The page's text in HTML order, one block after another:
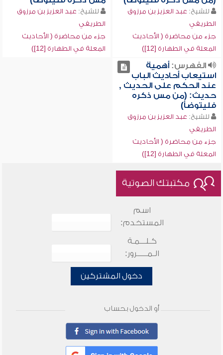
للشيخ: عبد العزيز بن مرزوق
الطريفي
جزء من محاضرة ( الأحاديث
المعلة في الطهارة [12])
للشيخ: عبد العزيز بن مرزوق
الطريفي
جزء من محاضرة ( الأحاديث
المعلة في الطهارة [12])
الفهرس:أهمية
استيعاب أحاديث الباب
عند الحكم على الحديث ,
حديث: (من مس ذكره
فليتوضأ)
للشيخ: عبد العزيز بن مرزوق
الطريفي
جزء من محاضرة ( الأحاديث
المعلة في الطهارة [12])
مكتبتك الصوتية
اسم
المستخدم:
كـلـــمـة
الـمـــــرور:
دخول المشتركين
أو الدخول بحساب